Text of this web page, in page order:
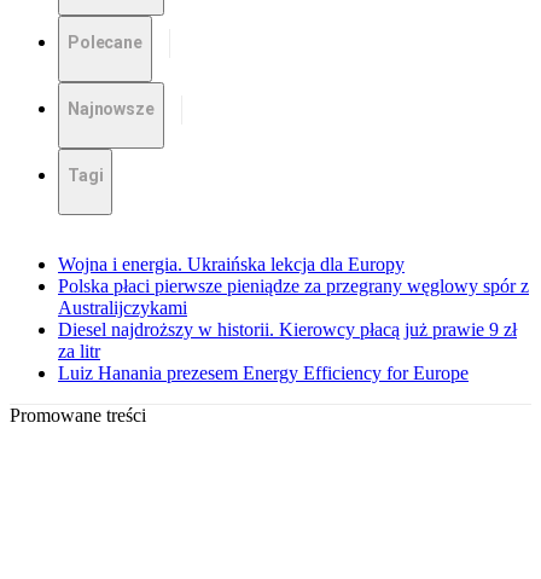
Polecane
Najnowsze
Tagi
Wojna i energia. Ukraińska lekcja dla Europy
Polska płaci pierwsze pieniądze za przegrany węglowy spór z
Australijczykami
Diesel najdroższy w historii. Kierowcy płacą już prawie 9 zł
za litr
Luiz Hanania prezesem Energy Efficiency for Europe
Promowane treści